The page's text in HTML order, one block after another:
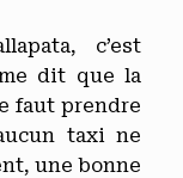
c’est
dit que la
faut prendre
taxi ne
une bonne